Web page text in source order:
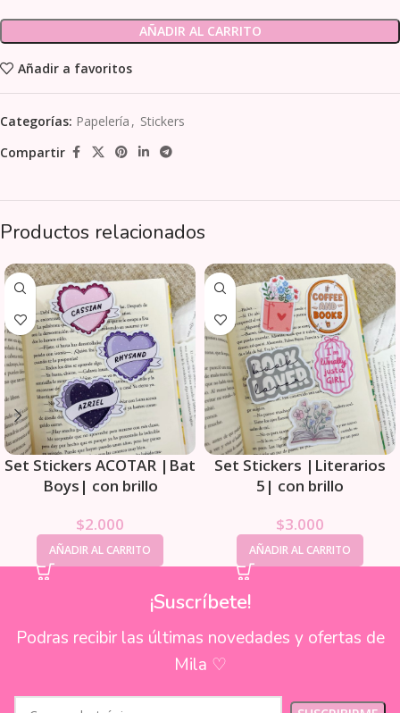
AÑADIR AL CARRITO
Añadir a favoritos
Categorías: Papelería , Stickers
Compartir
Productos relacionados
Set Stickers ACOTAR |Bat
Boys| con brillo
$2.000
AÑADIR AL CARRITO
Set Stickers |Literarios
5| con brillo
$3.000
AÑADIR AL CARRITO
¡Suscríbete!
Podras recibir las últimas novedades y ofertas de
Mila ♡